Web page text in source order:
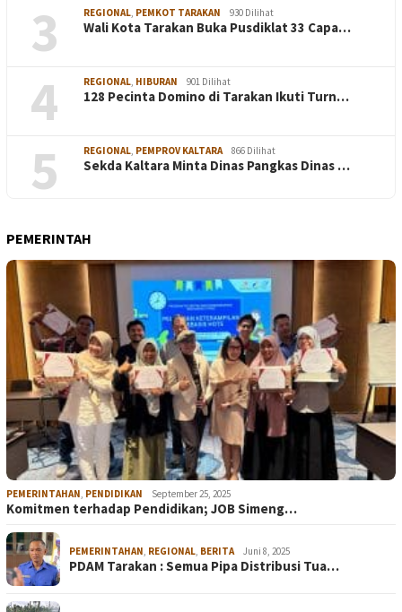
3 REGIONAL, PEMKOT TARAKAN 930 Dilihat
Wali Kota Tarakan Buka Pusdiklat 33 Capa…
4 REGIONAL, HIBURAN 901 Dilihat
128 Pecinta Domino di Tarakan Ikuti Turn…
5 REGIONAL, PEMPROV KALTARA 866 Dilihat
Sekda Kaltara Minta Dinas Pangkas Dinas …
PEMERINTAH
PEMERINTAHAN, PENDIDIKAN September 25, 2025
Komitmen terhadap Pendidikan; JOB Simeng…
PEMERINTAHAN, REGIONAL, BERITA Juni 8, 2025
PDAM Tarakan : Semua Pipa Distribusi Tua…